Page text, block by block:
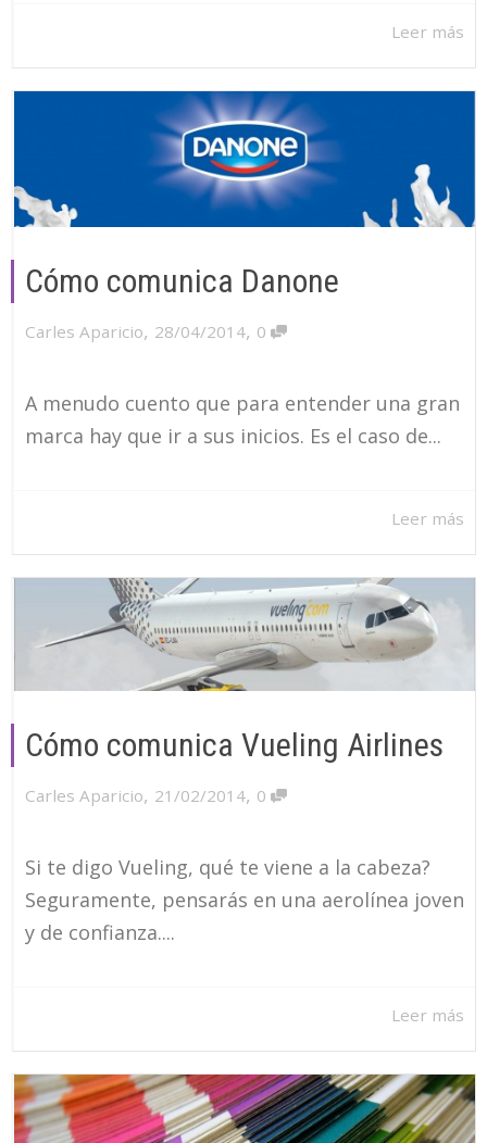
Leer más
Cómo comunica Danone
Carles Aparicio, 28/04/2014, 0
A menudo cuento que para entender una gran
marca hay que ir a sus inicios. Es el caso de...
Leer más
Cómo comunica Vueling Airlines
Carles Aparicio, 21/02/2014, 0
Si te digo Vueling, qué te viene a la cabeza?
Seguramente, pensarás en una aerolínea joven
y de confianza....
Leer más